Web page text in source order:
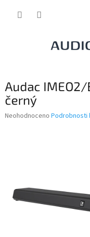
Audac
černý
Průměrné
Neohodnoceno Podrobnosti